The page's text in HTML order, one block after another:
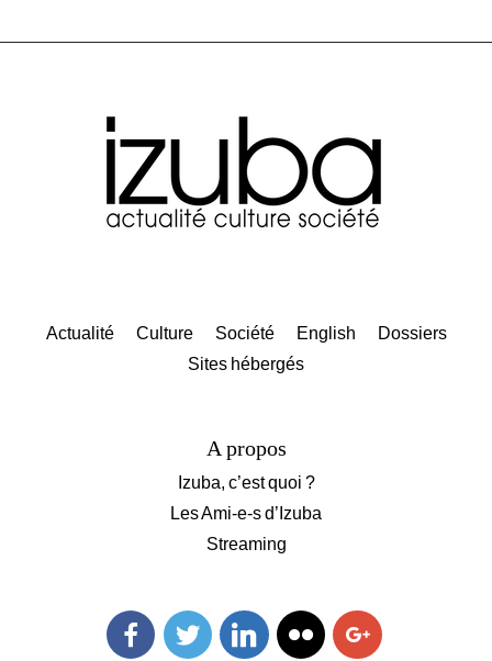
Actualité Culture Société English
Dossiers
Sites hébergés
A propos
Izuba, c’est quoi ?
Les Ami-e-s d’Izuba
Streaming